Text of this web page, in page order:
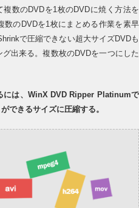
数のDVDを1枚のDVDに焼く方法を
のDVDを1枚にまとめる作業を素早
で圧縮できない超大サイズDVDも
出来る。複数枚のDVDを一つにした
には、WinX DVD Ripper Platinumで
できるサイズに圧縮する。